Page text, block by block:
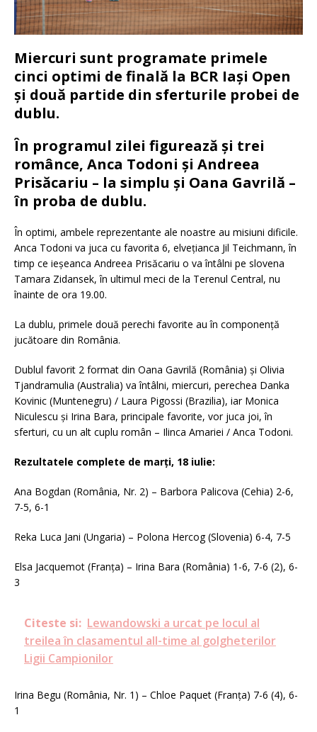
Miercuri sunt programate primele
cinci optimi de finală la BCR Iași Open
și două partide din sferturile probei de
dublu.
În programul zilei figurează și trei
românce, Anca Todoni și Andreea
Prisăcariu – la simplu și Oana Gavrilă –
în proba de dublu.
În optimi, ambele reprezentante ale noastre au misiuni dificile.
Anca Todoni va juca cu favorita 6, elvețianca Jil Teichmann, în
timp ce ieșeanca Andreea Prisăcariu o va întâlni pe slovena
Tamara Zidansek, în ultimul meci de la Terenul Central, nu
înainte de ora 19.00.
La dublu, primele două perechi favorite au în componență
jucătoare din România.
Dublul favorit 2 format din Oana Gavrilă (România) și Olivia
Tjandramulia (Australia) va întâlni, miercuri, perechea Danka
Kovinic (Muntenegru) / Laura Pigossi (Brazilia), iar Monica
Niculescu și Irina Bara, principale favorite, vor juca joi, în
sferturi, cu un alt cuplu român – Ilinca Amariei / Anca Todoni.
Rezultatele complete de marți, 18 iulie:
Ana Bogdan (România, Nr. 2) – Barbora Palicova (Cehia) 2-6,
7-5, 6-1
Reka Luca Jani (Ungaria) – Polona Hercog (Slovenia) 6-4, 7-5
Elsa Jacquemot (Franța) – Irina Bara (România) 1-6, 7-6 (2), 6-
3
Citeste si: Lewandowski a urcat pe locul al
treilea în clasamentul all-time al golgheterilor
Ligii Campionilor
Irina Begu (România, Nr. 1) – Chloe Paquet (Franța) 7-6 (4), 6-
1